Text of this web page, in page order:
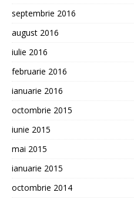
septembrie 2016
august 2016
iulie 2016
februarie 2016
ianuarie 2016
octombrie 2015
iunie 2015
mai 2015
ianuarie 2015
octombrie 2014